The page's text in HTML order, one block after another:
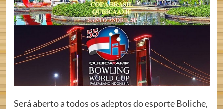
Será aberto a todos os adeptos do esporte Boliche,